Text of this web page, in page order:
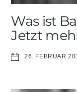
Was ist
Jetzt
26. FEBRUAR